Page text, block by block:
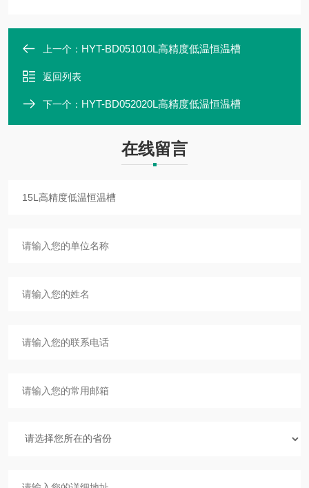
上一个： HYT-BD051010L高精度低温恒温槽
返回列表
下一个： HYT-BD052020L高精度低温恒温槽
在线留言